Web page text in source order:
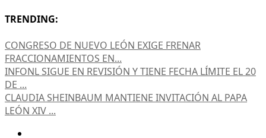
TRENDING:
CONGRESO DE NUEVO LEÓN EXIGE FRENAR
FRACCIONAMIENTOS EN...
INFONL SIGUE EN REVISIÓN Y TIENE FECHA LÍMITE EL 20
DE ...
CLAUDIA SHEINBAUM MANTIENE INVITACIÓN AL PAPA
LEÓN XIV ...